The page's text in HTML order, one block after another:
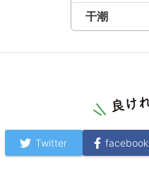
干潮
Twitter facebook